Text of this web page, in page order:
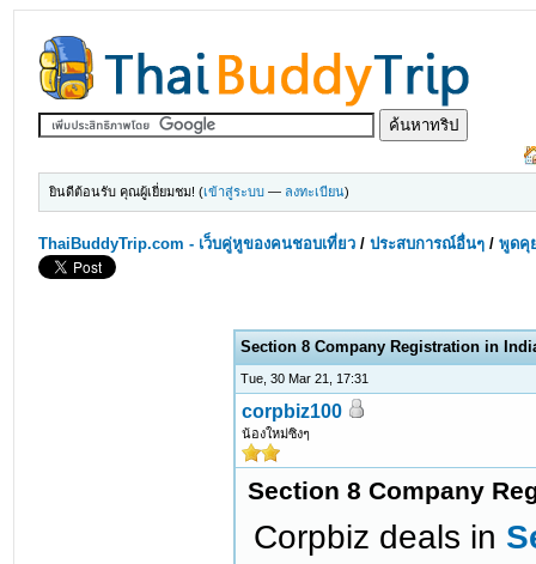
ยินดีต้อนรับ คุณผู้เยี่ยมชม! (เข้าสู่ระบบ — ลงทะเบียน)
ThaiBuddyTrip.com - เว็บคู่หูของคนชอบเที่ยว /ประสบการณ์อื่นๆ /พูดคุ
Section 8 Company Registration in
Tue, 30 Mar 21, 17:31
corpbiz100
น้องใหม่ซิงๆ
Section 8 Company
Corpbiz deals in